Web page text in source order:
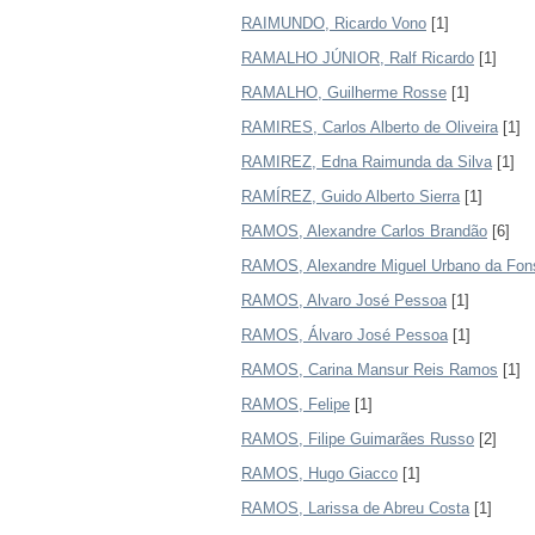
RAIMUNDO, Ricardo Vono [1]
RAMALHO JÚNIOR, Ralf Ricardo [1]
RAMALHO, Guilherme Rosse [1]
RAMIRES, Carlos Alberto de Oliveira[1]
RAMIREZ, Edna Raimunda da Silva[1]
RAMÍREZ, Guido Alberto Sierra[1]
RAMOS, Alexandre Carlos Brandão [6]
RAMOS, Alexandre Miguel Urbano da
RAMOS, Alvaro José Pessoa[1]
RAMOS, Álvaro José Pessoa[1]
RAMOS, Carina Mansur Reis Ramos [1]
RAMOS, Felipe [1]
RAMOS, Filipe Guimarães Russo [2]
RAMOS, Hugo Giacco [1]
RAMOS, Larissa de Abreu Costa[1]